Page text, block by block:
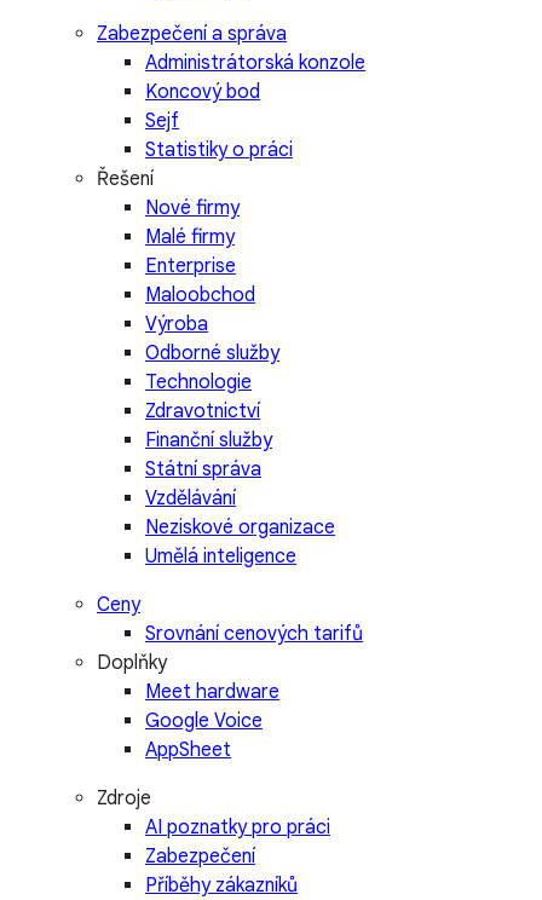
Zabezpečení a správa
Administrátorská konzole
Koncový bod
Sejf
Statistiky o práci
Řešení
Nové firmy
Malé firmy
Enterprise
Maloobchod
Výroba
Odborné služby
Technologie
Zdravotnictví
Finanční služby
Státní správa
Vzdělávání
Neziskové organizace
Umělá inteligence
Ceny
Srovnání cenových tarifů
Doplňky
Meet hardware
Google Voice
AppSheet
Zdroje
AI poznatky pro práci
Zabezpečení
Příběhy zákazníků